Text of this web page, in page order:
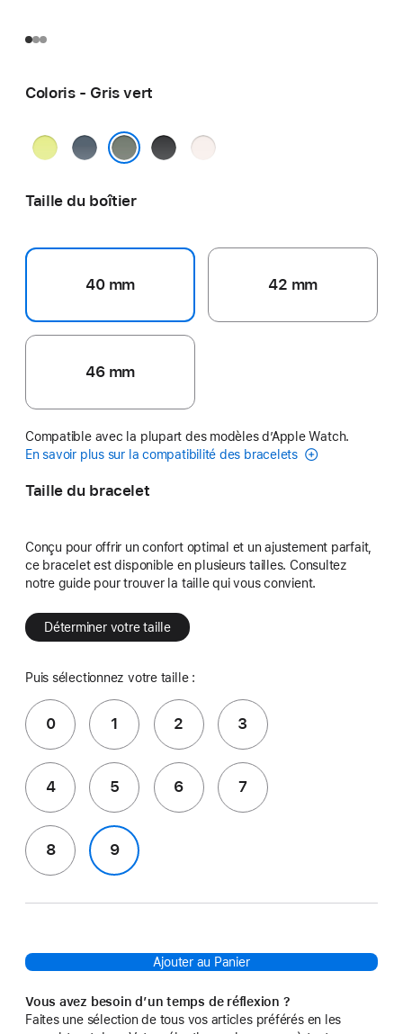
Coloris - Gris vert
JauneBleu
maritime
Noir
Rose
Taille du boîtier
40 mm 42 mm
46 mm
Compatible avec la plupart des modèles d’Apple Watch.
En savoir plus sur la compatibilité des bracelets
Taille du bracelet
Conçu pour offrir un confort optimal et un ajustement parfait,
ce bracelet est disponible en plusieurs tailles. Consultez
notre guide pour trouver la taille qui vous convient.
Déterminer votre taille
Puis sélectionnez votre taille :
0 1 2 3
4 5 6 7
8 9
Ajouter au Panier
Vous avez besoin d’un temps de réflexion ?
Faites une sélection de tous vos articles préférés en les